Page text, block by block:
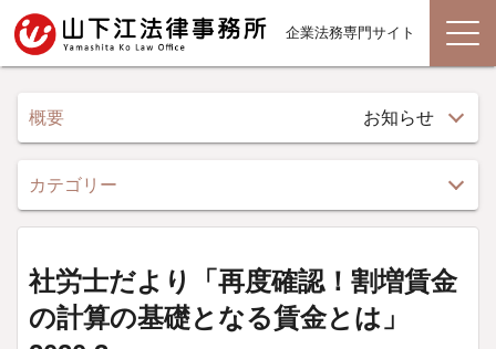
企業法務専門サイト
社労士だより「再度確認！割増賃金
の計算の基礎となる賃金とは」
概要 お知らせ
カテゴリー